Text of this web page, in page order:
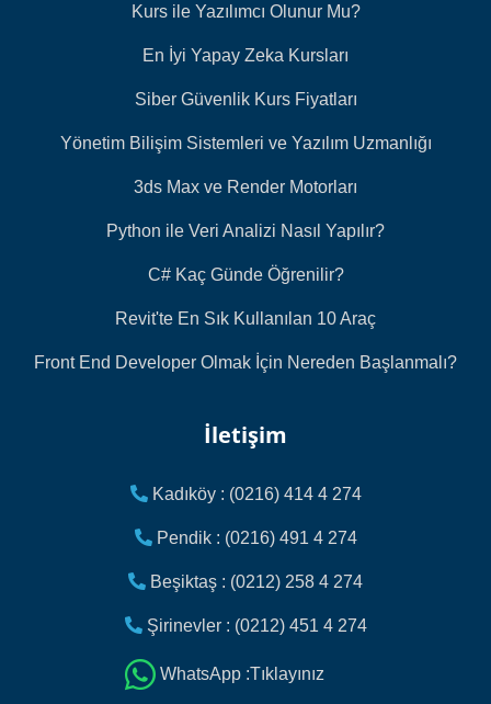
Kurs ile Yazılımcı Olunur Mu?
En İyi Yapay Zeka Kursları
Siber Güvenlik Kurs Fiyatları
Yönetim Bilişim Sistemleri ve Yazılım Uzmanlığı
3ds Max ve Render Motorları
Python ile Veri Analizi Nasıl Yapılır?
C# Kaç Günde Öğrenilir?
Revit'te En Sık Kullanılan 10 Araç
Front End Developer Olmak İçin Nereden Başlanmalı?
İletişim
Kadıköy : (0216) 414 4 274
Pendik : (0216) 491 4 274
Beşiktaş : (0212) 258 4 274
Şirinevler : (0212) 451 4 274
WhatsApp :Tıklayınız